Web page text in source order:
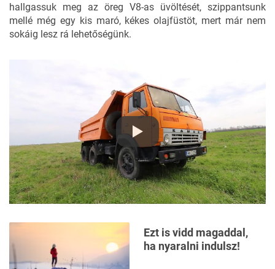
hallgassuk meg az öreg V8-as üvöltését, szippantsunk
mellé még egy kis maró, kékes olajfüstöt, mert már nem
sokáig lesz rá lehetőségünk.
Ezt is vidd magaddal,
ha nyaralni indulsz!